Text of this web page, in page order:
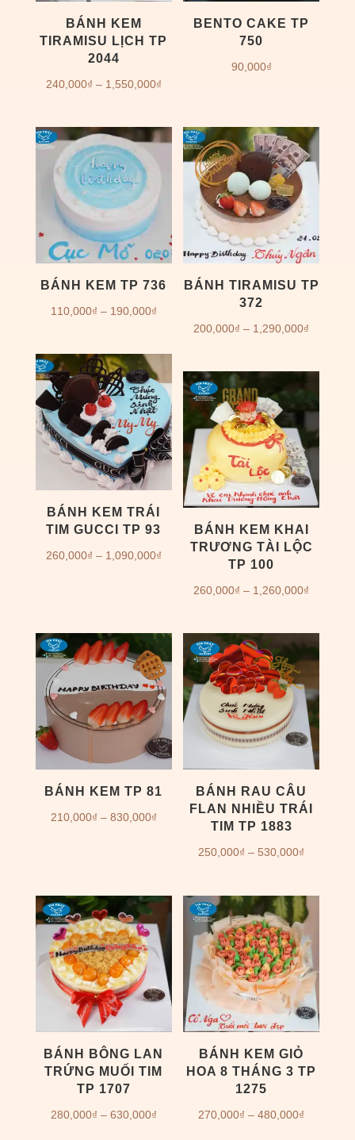
BÁNH KEM
TIRAMISU LỊCH TP
2044
240,000₫ – 1,550,000₫Khoảng
từ
240,000₫
1,550,000₫
BENTO CAKE TP
750
90,000₫
BÁNH KEM TP 736
110,000₫ – 190,000₫Khoảng
từ
110,000₫
đến
190,000₫
BÁNH TIRAMISU TP
372
200,000₫ – 1,290,000₫
từ
đến
BÁNH KEM TRÁI
TIM GUCCI TP 93
260,000₫ – 1,090,000₫Khoảng
đến
1,090,000₫
BÁNH KEM KHAI
TRƯƠNG TÀI LỘC
TP 100
260,000₫ – 1,260,000₫
từ
260,000₫
BÁNH KEM TP 81
210,000₫ – 830,000₫Khoảng
đến
830,000₫
BÁNH RAU CÂU
FLAN NHIỀU TRÁI
TIM TP 1883
250,000₫ – 530,000₫
từ
250,000₫
đến
530,000₫
BÁNH BÔNG LAN
TRỨNG MUỐI TIM
TP 1707
280,000₫ – 630,000₫Khoảng
BÁNH KEM GIỎ
HOA 8 THÁNG 3 TP
1275
270,000₫ – 480,000₫